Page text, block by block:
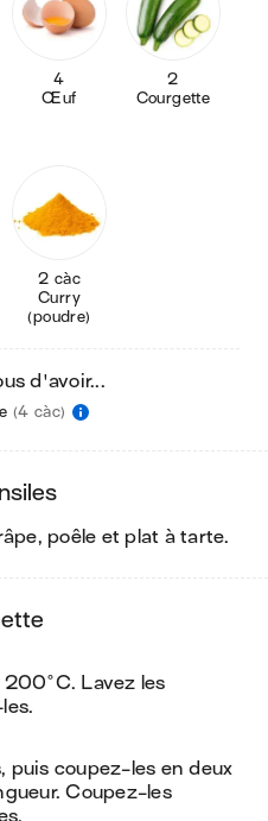
4
Œuf
2
Courgette
2 càc
Curry
(poudre)
d'avoir...
(4 càc)
poêle et plat à tarte.
200°C. Lavez les
puis coupez-les en deux
Coupez-les